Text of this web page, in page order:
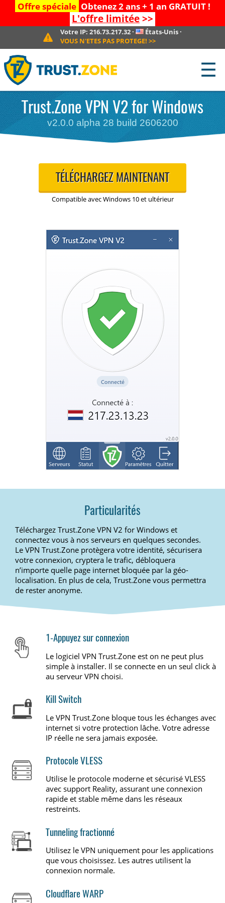
Offre spéciale Obtenez 2 ans + 1 an GRATUIT !
L'offre limitée>>
Votre IP:216.73.217.32 · États-Unis·
VOUS N'ETES PAS PROTEGE! >>
☰
Trust.Zone VPN V2 for Windows
v2.0.0 alpha 28 build 2606200
TÉLÉCHARGEZ MAINTENANT
Compatible avec Windows 10 et ultérieur
Particularités
Téléchargez Trust.Zone VPN V2 for Windows et
connectez vous à nos serveurs en quelques secondes.
Le VPN Trust.Zone protègera votre identité, sécurisera
votre connexion, cryptera le trafic, débloquera
n’importe quelle page internet bloquée par la géo-
localisation. En plus de cela, Trust.Zone vous permettra
de rester anonyme.
1-Appuyez sur connexion
Le logiciel VPN Trust.Zone est on ne peut plus
simple à installer. Il se connecte en un seul click à
au serveur VPN choisi.
Kill Switch
Le VPN Trust.Zone bloque tous les échanges avec
internet si votre protection lâche. Votre adresse
IP réelle ne sera jamais exposée.
Protocole VLESS
Utilise le protocole moderne et sécurisé VLESS
avec support Reality, assurant une connexion
rapide et stable même dans les réseaux
restreints.
Tunneling fractionné
Utilisez le VPN uniquement pour les applications
que vous choisissez. Les autres utilisent la
connexion normale.
Cloudflare WARP